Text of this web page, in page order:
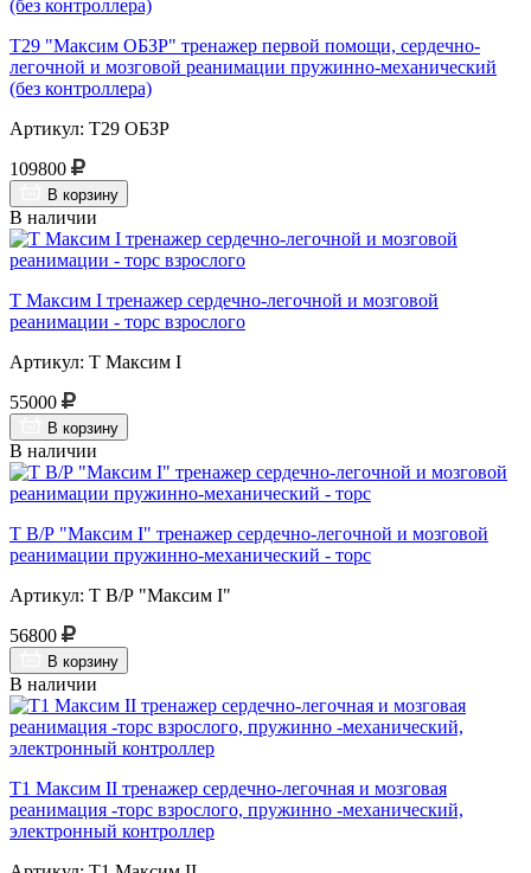
Т29 "Максим ОБЗР" тренажер первой помощи, сердечно-
легочной и мозговой реанимации пружинно-механический
(без контроллера)
Артикул: Т29 ОБЗР
109800
В корзину
В наличии
Т Максим I тренажер сердечно-легочной и мозговой
реанимации - торс взрослого
Артикул: Т Максим I
55000
В корзину
В наличии
Т В/Р "Максим I" тренажер сердечно-легочной и мозговой
реанимации пружинно-механический - торс
Артикул: Т В/Р "Максим I"
56800
В корзину
В наличии
Т1 Максим II тренажер сердечно-легочная и мозговая
реанимация -торс взрослого, пружинно -механический,
электронный контроллер